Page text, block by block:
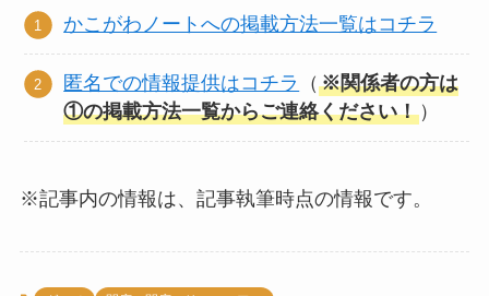
かこがわノートへの掲載方法一覧はコチラ
匿名での情報提供はコチラ （※関係者の方は
①の掲載方法一覧からご連絡ください！ ）
※記事内の情報は、記事執筆時点の情報です。